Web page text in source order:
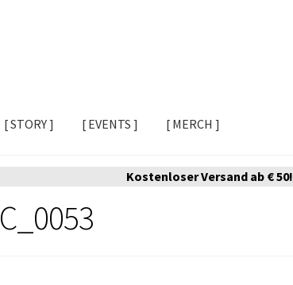
[ STORY ] [ EVENTS ] [ MERCH ]
Kostenloser Versand ab € 50!